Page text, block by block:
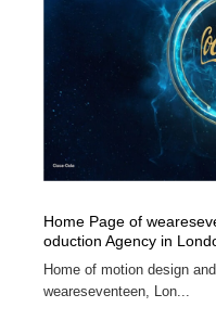
Home Page of
oduction Agency in
Home of motion design
weareseventeen, Lon...